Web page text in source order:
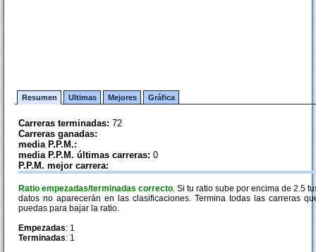
Resumen Ultimas Mejores Gráfica
Carreras terminadas: 72
Carreras ganadas:
media P.P.M.:
media P.P.M. últimas carreras: 0
P.P.M. mejor carrera:
Ratio empezadas/terminadas correcto. Si tu ratio sube por encima de 2.5
datos no aparecerán en las clasificaciones. Termina todas las carreras
puedas para bajar la ratio.
Empezadas: 1
Terminadas: 1